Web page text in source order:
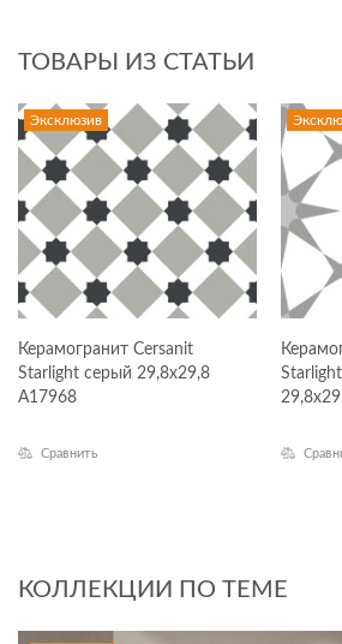
ТОВАРЫ ИЗ СТАТЬИ
Эксклюзив
Керамогранит Cersanit
Starlight серый 29,8x29,8
A17968
Сравнить
КОЛЛЕКЦИИ ПО ТЕМЕ